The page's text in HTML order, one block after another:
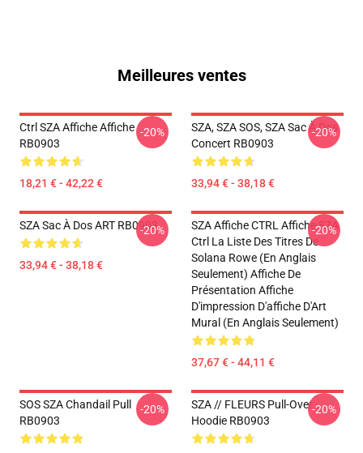
Meilleures ventes
Ctrl SZA Affiche Affiche
RB0903
18,21 € - 42,22 €
-20%
SZA, SZA SOS, SZA Sac À Dos
Concert RB0903
33,94 € - 38,18 €
-20%
SZA Sac À Dos ART RB0903
33,94 € - 38,18 €
-20%
SZA Affiche CTRL Affiche SZA
Ctrl La Liste Des Titres De
Solana Rowe (en Anglais
Seulement) Affiche De
Présentation Affiche
D'impression D'affiche D'Art
Mural (en Anglais Seulement)
37,67 € - 44,11 €
-20%
SOS SZA Chandail Pull
RB0903
-20%
SZA // FLEURS Pull-Over
Hoodie RB0903
-20%